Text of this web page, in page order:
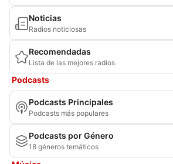
Noticias
Radios noticiosas
Recomendadas
Lista de las mejores radios
Podcasts
Podcasts Principales
Podcasts más populares
Podcasts por Género
18 géneros temáticos